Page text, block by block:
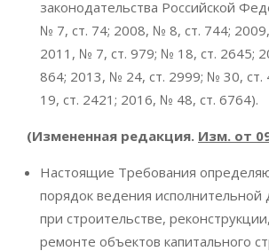
законодательства Российской
№ 7, ст. 74; 2008, № 8, ст. 744;
2011, № 7, ст. 979; № 18, ст. 2645;
864; 2013, № 24, ст. 2999; № 30,
19, ст. 2421; 2016, № 48, ст. 6764).
(Измененная редакция. Изм. от
Настоящие Требования
порядок ведения исполнительной
при строительстве,
ремонте объектов капитального